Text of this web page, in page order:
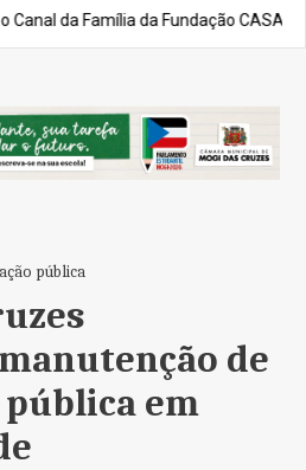
da Fundação CASA Geral
pública
de
em